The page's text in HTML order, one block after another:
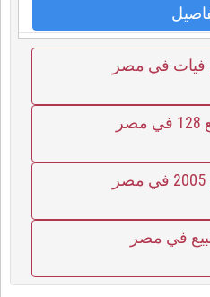
فيات في مصر
في مصر